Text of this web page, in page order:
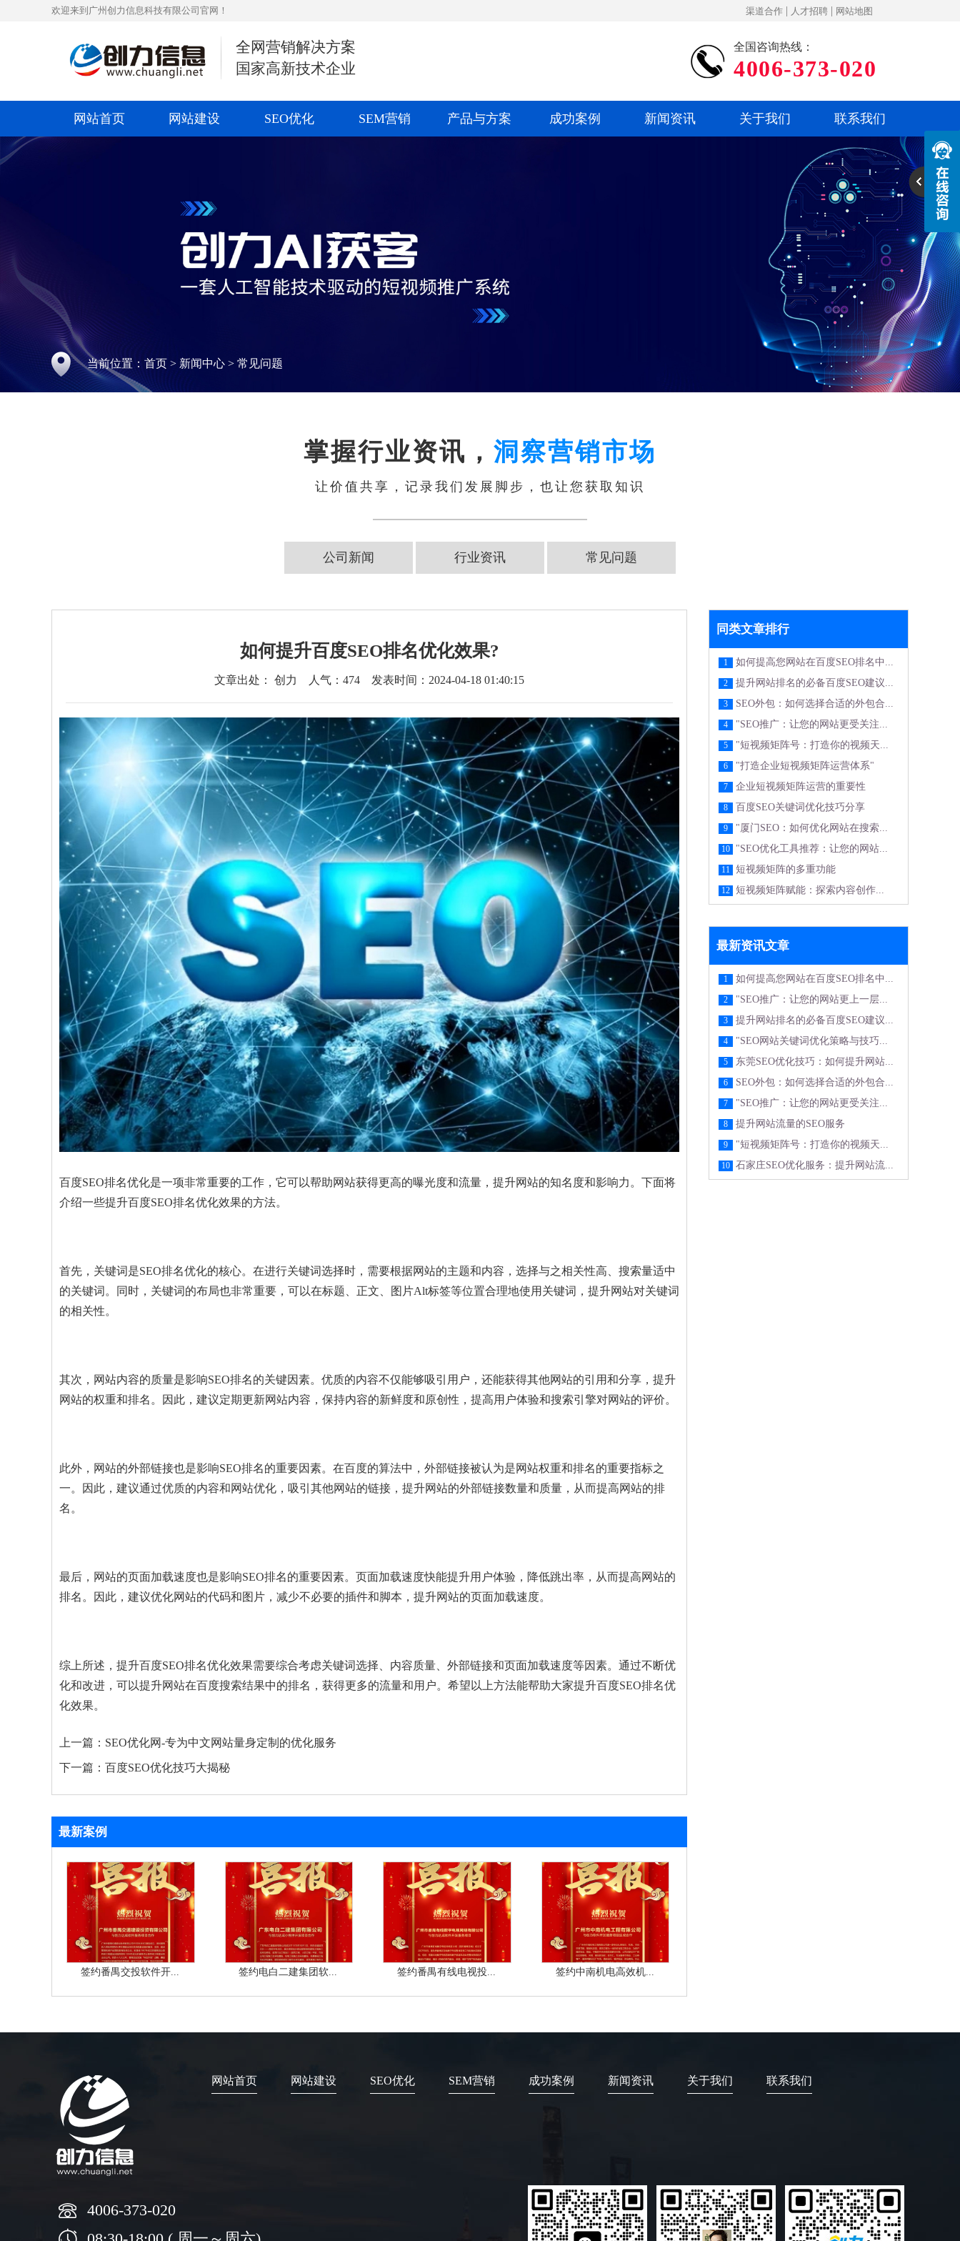
欢迎来到广州创力信息科技有限公司官网！ 渠道合作 | 人才招聘 | 网站地图
全网营销解决方案
国家高新技术企业
全国咨询热线：
4006-373-020
网站首页 网站建设 SEO优化 SEM营销 产品与方案 成功案例 新闻资讯 关于我们 联系我们
当前位置： 首页 > 新闻中心 > 常见问题
掌握行业资讯， 洞察营销市场
让价值共享，记录我们发展脚步，也让您获取知识
公司新闻 行业资讯 常见问题
如何提升百度SEO排名优化效果?
文章出处： 创力 人气： 474 发表时间：2024-04-18 01:40:15
百度SEO排名优化是一项非常重要的工作，它可以帮助网站获得更高的曝光度和流量，提升网站的知名度和影响力。下面将
介绍一些提升百度SEO排名优化效果的方法。
首先，关键词是SEO排名优化的核心。在进行关键词选择时，需要根据网站的主题和内容，选择与之相关性高、搜索量适中
的关键词。同时，关键词的布局也非常重要，可以在标题、正文、图片Alt标签等位置合理地使用关键词，提升网站对关键词
的相关性。
其次，网站内容的质量是影响SEO排名的关键因素。优质的内容不仅能够吸引用户，还能获得其他网站的引用和分享，提升
网站的权重和排名。因此，建议定期更新网站内容，保持内容的新鲜度和原创性，提高用户体验和搜索引擎对网站的评价。
此外，网站的外部链接也是影响SEO排名的重要因素。在百度的算法中，外部链接被认为是网站权重和排名的重要指标之
一。因此，建议通过优质的内容和网站优化，吸引其他网站的链接，提升网站的外部链接数量和质量，从而提高网站的排
名。
最后，网站的页面加载速度也是影响SEO排名的重要因素。页面加载速度快能提升用户体验，降低跳出率，从而提高网站的
排名。因此，建议优化网站的代码和图片，减少不必要的插件和脚本，提升网站的页面加载速度。
综上所述，提升百度SEO排名优化效果需要综合考虑关键词选择、内容质量、外部链接和页面加载速度等因素。通过不断优
化和改进，可以提升网站在百度搜索结果中的排名，获得更多的流量和用户。希望以上方法能帮助大家提升百度SEO排名优
化效果。
上一篇： SEO优化网-专为中文网站量身定制的优化服务
下一篇： 百度SEO优化技巧大揭秘
最新案例
签约番禺交投软件开... 签约电白二建集团软... 签约番禺有线电视投... 签约中南机电高效机...
同类文章排行
1 如何提高您网站在百度SEO排名中...
2 提升网站排名的必备百度SEO建议...
3 SEO外包：如何选择合适的外包合...
4 "SEO推广：让您的网站更受关注...
5 "短视频矩阵号：打造你的视频天...
6 "打造企业短视频矩阵运营体系"
7 企业短视频矩阵运营的重要性
8 百度SEO关键词优化技巧分享
9 "厦门SEO：如何优化网站在搜索...
10 "SEO优化工具推荐：让您的网站...
11 短视频矩阵的多重功能
12 短视频矩阵赋能：探索内容创作...
最新资讯文章
1 如何提高您网站在百度SEO排名中...
2 "SEO推广：让您的网站更上一层...
3 提升网站排名的必备百度SEO建议...
4 "SEO网站关键词优化策略与技巧...
5 东莞SEO优化技巧：如何提升网站...
6 SEO外包：如何选择合适的外包合...
7 "SEO推广：让您的网站更受关注...
8 提升网站流量的SEO服务
9 "短视频矩阵号：打造你的视频天...
10 石家庄SEO优化服务：提升网站流...
网站首页 网站建设 SEO优化 SEM营销 成功案例 新闻资讯 关于我们 联系我们
4006-373-020